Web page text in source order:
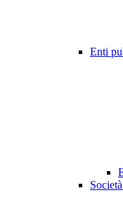
Enti